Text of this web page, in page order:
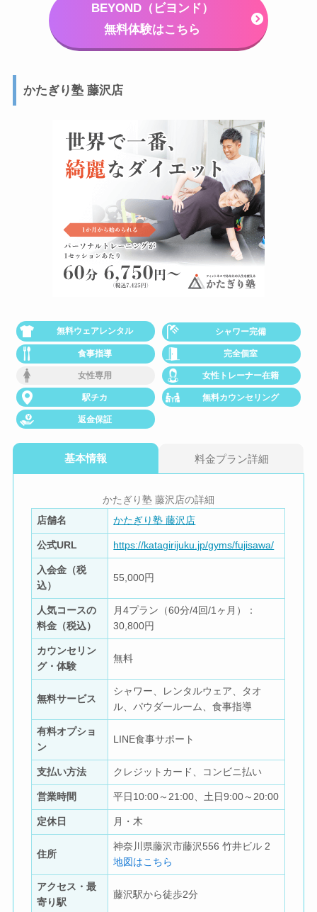
BEYOND（ビヨンド）
無料体験はこちら
かたぎり塾 藤沢店
無料ウェアレンタル シャワー完備
食事指導 完全個室
女性専用 女性トレーナー在籍
駅チカ 無料カウンセリング
返金保証
基本情報 料金プラン詳細
かたぎり塾 藤沢店の詳細
店舗名
かたぎり塾 藤沢店
公式URL https://katagirijuku.jp/gyms/fujisawa/
入会金（税
込）
55,000円
人気コースの
料金（税込）
月4プラン（60分/4回/1ヶ月）：
30,800円
カウンセリン
グ・体験
無料
無料サービス
シャワー、レンタルウェア、タオ
ル、パウダールーム、食事指導
有料オプショ
ン
LINE食事サポート
支払い方法 クレジットカード、コンビニ払い
営業時間 平日10:00～21:00、土日9:00～20:00
定休日 月・木
住所
神奈川県藤沢市藤沢556 竹井ビル 2
地図はこちら
アクセス・最
寄り駅
藤沢駅から徒歩2分